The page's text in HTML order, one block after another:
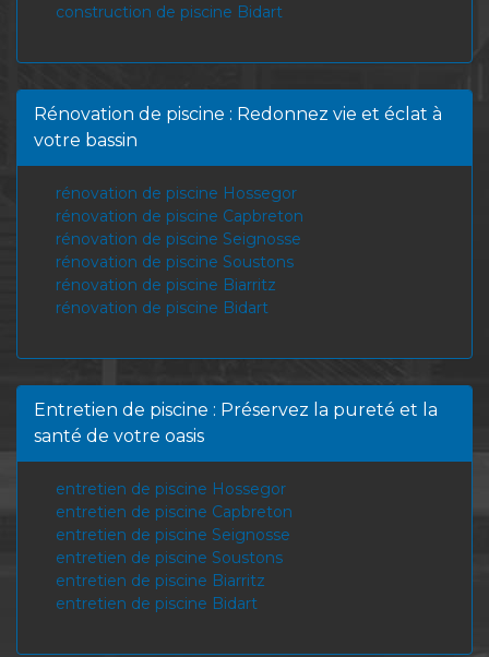
construction de piscine Bidart
Rénovation de piscine : Redonnez vie et éclat à
votre bassin
rénovation de piscine Hossegor
rénovation de piscine Capbreton
rénovation de piscine Seignosse
rénovation de piscine Soustons
rénovation de piscine Biarritz
rénovation de piscine Bidart
Entretien de piscine : Préservez la pureté et la
santé de votre oasis
entretien de piscine Hossegor
entretien de piscine Capbreton
entretien de piscine Seignosse
entretien de piscine Soustons
entretien de piscine Biarritz
entretien de piscine Bidart